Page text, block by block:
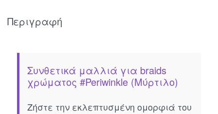
Περιγραφή
Συνθετικά μαλλιά για braids
χρώματος #Periwinkle (Μύρτιλο)
Ζήστε την εκλεπτυσμένη ομορφιά του